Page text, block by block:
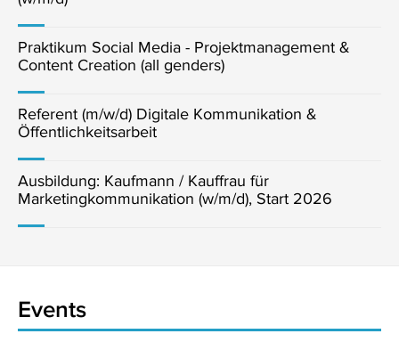
Praktikum Social Media - Projektmanagement &
Content Creation (all genders)
Referent (m/w/d) Digitale Kommunikation &
Öffentlichkeitsarbeit
Ausbildung: Kaufmann / Kauffrau für
Marketingkommunikation (w/m/d), Start 2026
Events